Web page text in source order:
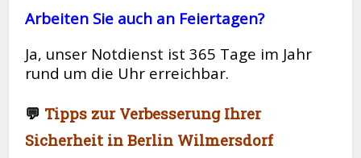
Arbeiten Sie auch an Feiertagen?
Ja, unser Notdienst ist 365 Tage im Jahr
rund um die Uhr erreichbar.
💬 Tipps zur Verbesserung Ihrer
Sicherheit in Berlin Wilmersdorf